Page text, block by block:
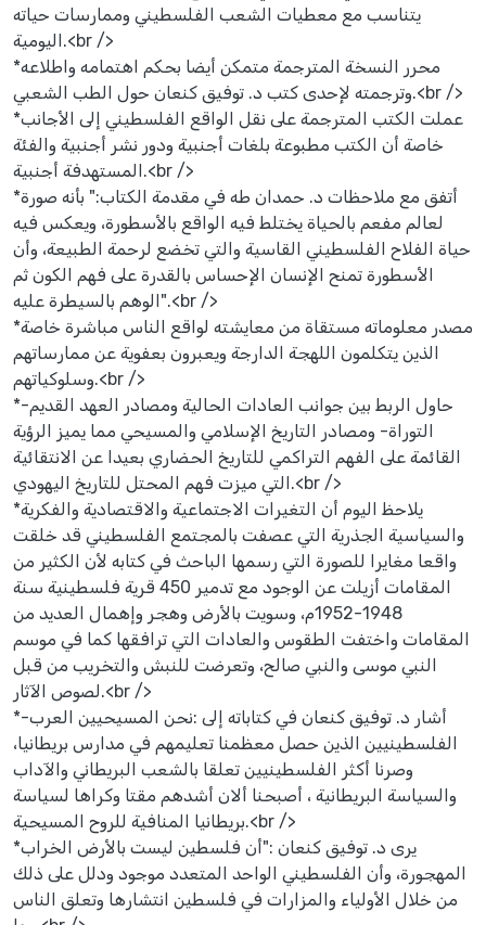
يتناسب مع معطيات الشعب الفلسطيني وممارسات حياته
اليومية.<br />
*محرر النسخة المترجمة متمكن أيضا بحكم اهتمامه واطلاعه
وترجمته لإحدى كتب د. توفيق كنعان حول الطب الشعبي.<br />
*عملت الكتب المترجمة على نقل الواقع الفلسطيني إلى الأجانب
خاصة أن الكتب مطبوعة بلغات أجنبية ودور نشر أجنبية والفئة
المستهدفة أجنبية.<br />
*أتفق مع ملاحظات د. حمدان طه في مقدمة الكتاب:" بأنه صورة
لعالم مفعم بالحياة يختلط فيه الواقع بالأسطورة، ويعكس فيه
حياة الفلاح الفلسطيني القاسية والتي تخضع لرحمة الطبيعة، وأن
الأسطورة تمنح الإنسان الإحساس بالقدرة على فهم الكون ثم
الوهم بالسيطرة عليه".<br />
*مصدر معلوماته مستقاة من معايشته لواقع الناس مباشرة خاصة
الذين يتكلمون اللهجة الدارجة ويعبرون بعفوية عن ممارساتهم
وسلوكياتهم.<br />
*حاول الربط بين جوانب العادات الحالية ومصادر العهد القديم-
التوراة- ومصادر التاريخ الإسلامي والمسيحي مما يميز الرؤية
القائمة على الفهم التراكمي للتاريخ الحضاري بعيدا عن الانتقائية
التي ميزت فهم المحتل للتاريخ اليهودي.<br />
*يلاحظ اليوم أن التغيرات الاجتماعية والاقتصادية والفكرية
والسياسية الجذرية التي عصفت بالمجتمع الفلسطيني قد خلقت
واقعا مغايرا للصورة التي رسمها الباحث في كتابه لأن الكثير من
المقامات أزيلت عن الوجود مع تدمير 450 قرية فلسطينية سنة
1948-1952م، وسويت بالأرض وهجر وإهمال العديد من
المقامات واختفت الطقوس والعادات التي ترافقها كما في موسم
النبي موسى والنبي صالح، وتعرضت للنبش والتخريب من قبل
لصوص الآثار.<br />
*-أشار د. توفيق كنعان في كتاباته إلى :نحن المسيحيين العرب
الفلسطينيين الذين حصل معظمنا تعليمهم في مدارس بريطانيا،
وصرنا أكثر الفلسطينيين تعلقا بالشعب البريطاني والآداب
والسياسة البريطانية ، أصبحنا ألان أشدهم مقتا وكراها لسياسة
بريطانيا المنافية للروح المسيحية.<br />
*يرى د. توفيق كنعان :"أن فلسطين ليست بالأرض الخراب
المهجورة، وأن الفلسطيني الواحد المتعدد موجود ودلل على ذلك
من خلال الأولياء والمزارات في فلسطين انتشارها وتعلق الناس